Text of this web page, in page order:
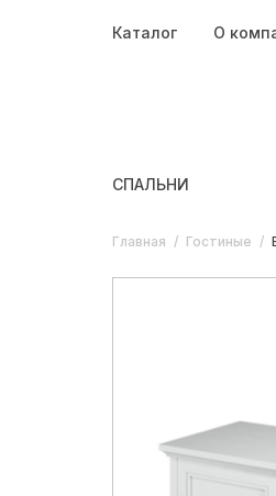
Каталог О
СПАЛЬНИ
Главная / Гостиные /